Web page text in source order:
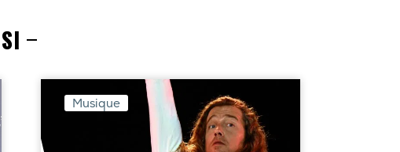
Musique